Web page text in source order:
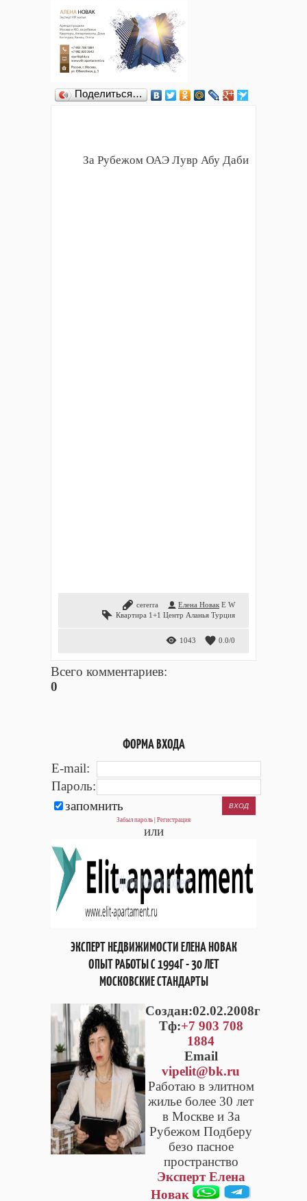
Поделиться…
За Рубежом ОАЭ Лувр Абу Даби
cererra Елена Новак E W
Квартира 1+1 Центр Аланья Турция
1043 0.0/0
Всего комментариев:
0
ФОРМА ВХОДА
E-mail:
Пароль:
запомнить
Забыл пароль Регистрация
или
ЭКСПЕРТ НЕДВИЖИМОСТИ ЕЛЕНА НОВАК
ОПЫТ РАБОТЫ С 1994Г - 30 ЛЕТ
МОСКОВСКИЕ СТАНДАРТЫ
Cоздан:02.02.2008г
Тф:+7 903 708
1884
Email
vipelit@bk.ru
Работаю в элитном
жилье более 30 лет
в Москве и За
Рубежом Подберу
безо пасное
пространство
Эксперт Елена
Новак